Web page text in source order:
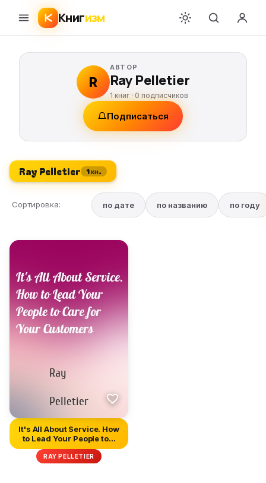
Книгизм
R
АВТОР
Ray Pelletier
1 книг · 0 подписчиков
Подписаться
Ray Pelletier 1 кн.
Сортировка: по дате по названию по году
It's All About Service. How
to Lead Your People to...
RAY PELLETIER